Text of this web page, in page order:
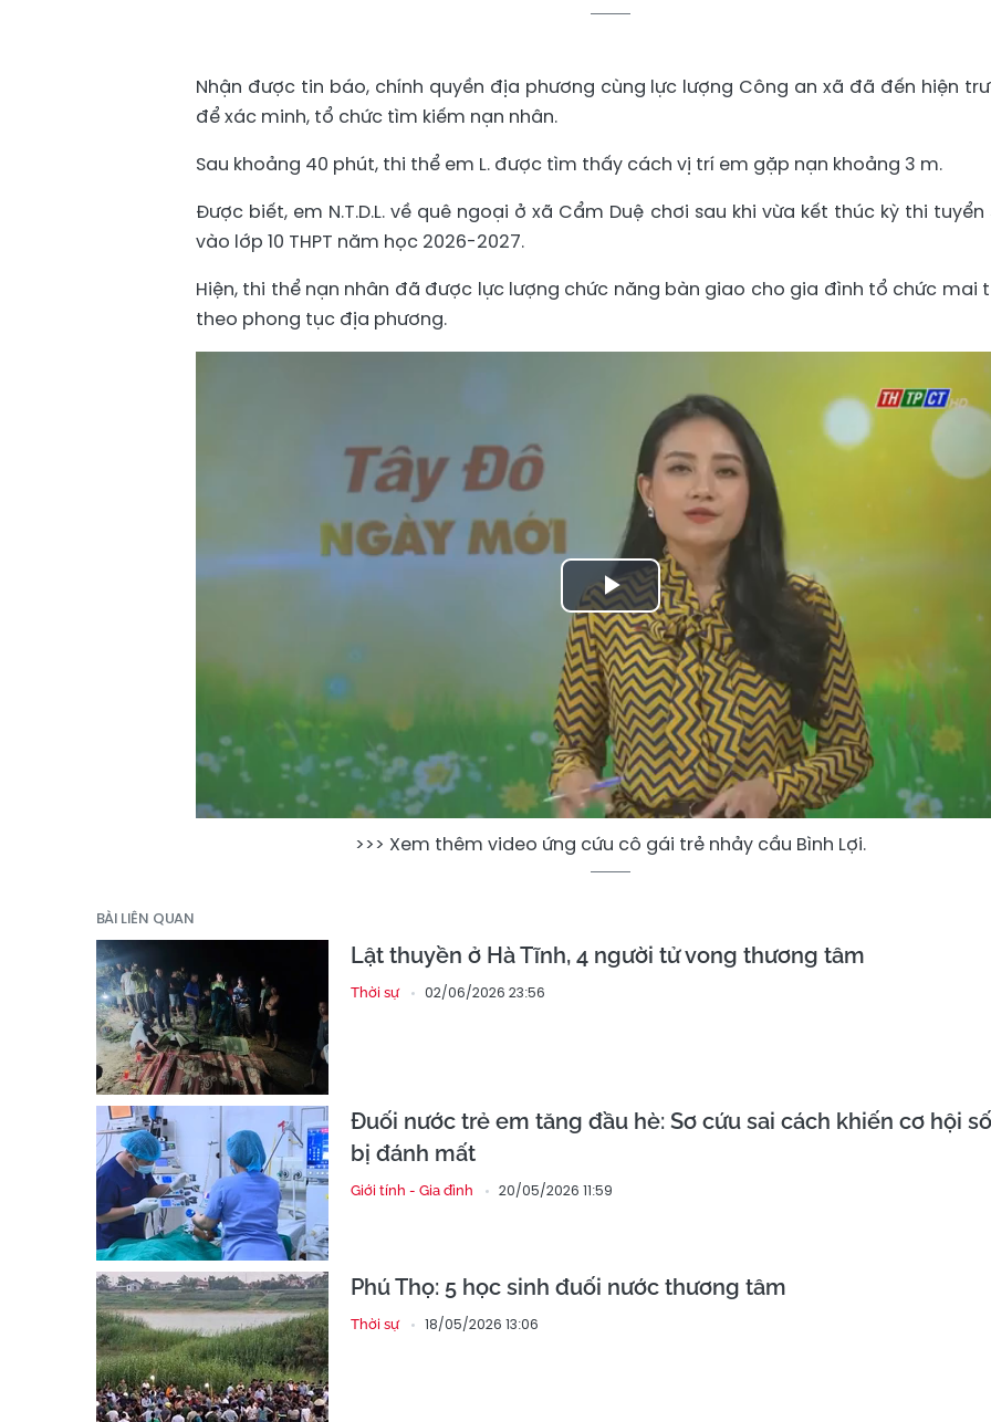
Nhận được tin báo, chính quyền địa phương cùng lực lượng Công an xã đã đến hiện
để xác minh, tổ chức tìm kiếm nạn nhân.
Sau khoảng 40 phút, thi thể em L. được tìm thấy cách vị trí em gặp nạn khoảng 3 m.
Được biết, em N.T.D.L. về quê ngoại ở xã Cẩm Duệ chơi sau khi vừa kết thúc kỳ thi tuyển
vào lớp 10 THPT năm học 2026-2027.
Hiện, thi thể nạn nhân đã được lực lượng chức năng bàn giao cho gia đình tổ chức mai
theo phong tục địa phương.
Play
Video
>>> Xem thêm video ứng cứu cô gái trẻ nhảy cầu Bình Lợi.
BÀI LIÊN QUAN
Lật thuyền ở Hà Tĩnh, 4 người tử vong thương tâm
Thời sự 02/06/2026 23:56
Đuối nước trẻ em tăng đầu hè: Sơ cứu sai cách khiến cơ hội
bị đánh mất
Giới tính - Gia đình 20/05/2026 11:59
Phú Thọ: 5 học sinh đuối nước thương tâm
Thời sự 18/05/2026 13:06